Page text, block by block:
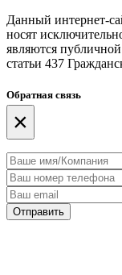
Данный интернет-
носят
являются
статьи 437
Обратная связь
×
Отправить